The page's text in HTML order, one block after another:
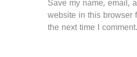
Save my name, email,
website in this browser
the next time I comment.